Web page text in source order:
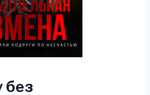
без